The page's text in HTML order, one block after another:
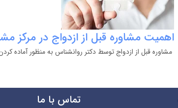
اهمیت مشاوره قبل از ازدواج در مرکز
مشاوره قبل از ازدواج توسط دکتر روانشناس به منظور آماده
تماس با ما